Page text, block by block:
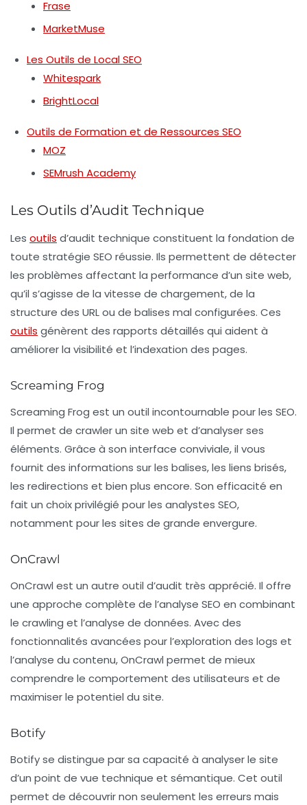
Frase
MarketMuse
Les Outils de Local SEO
Whitespark
BrightLocal
Outils de Formation et de Ressources SEO
MOZ
SEMrush Academy
Les Outils d’Audit Technique
Les outils d’audit technique constituent la fondation de
toute stratégie SEO réussie. Ils permettent de détecter
les problèmes affectant la performance d’un site web,
qu’il s’agisse de la vitesse de chargement, de la
structure des URL ou de balises mal configurées. Ces
outils génèrent des rapports détaillés qui aident à
améliorer la visibilité et l’indexation des pages.
Screaming Frog
Screaming Frog est un outil incontournable pour les SEO.
Il permet de crawler un site web et d’analyser ses
éléments. Grâce à son interface conviviale, il vous
fournit des informations sur les balises, les liens brisés,
les redirections et bien plus encore. Son efficacité en
fait un choix privilégié pour les analystes SEO,
notamment pour les sites de grande envergure.
OnCrawl
OnCrawl est un autre outil d’audit très apprécié. Il offre
une approche complète de l’analyse SEO en combinant
le crawling et l’analyse de données. Avec des
fonctionnalités avancées pour l’exploration des logs et
l’analyse du contenu, OnCrawl permet de mieux
comprendre le comportement des utilisateurs et de
maximiser le potentiel du site.
Botify
Botifyse distingue par sa capacité à analyser le site
d’un point de vue technique et sémantique. Cet outil
permet de découvrir non seulement les erreurs mais